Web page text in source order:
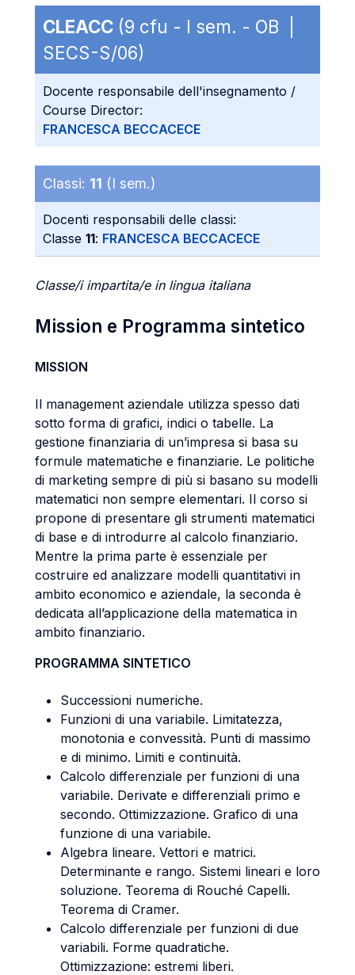
CLEACC (9 cfu - I sem. - OB |
SECS-S/06)
Docente responsabile dell'insegnamento /
Course Director:
FRANCESCA BECCACECE
Classi: 11 (I sem.)
Docenti responsabili delle classi:
Classe 11: FRANCESCA BECCACECE
Classe/i impartita/e in lingua italiana
Mission e Programma sintetico
MISSION
Il management aziendale utilizza spesso dati
sotto forma di grafici, indici o tabelle. La
gestione finanziaria di un’impresa si basa su
formule matematiche e finanziarie. Le politiche
di marketing sempre di più si basano su modelli
matematici non sempre elementari. Il corso si
propone di presentare gli strumenti matematici
di base e di introdurre al calcolo finanziario.
Mentre la prima parte è essenziale per
costruire ed analizzare modelli quantitativi in
ambito economico e aziendale, la seconda è
dedicata all’applicazione della matematica in
ambito finanziario.
PROGRAMMA SINTETICO
Successioni numeriche.
Funzioni di una variabile. Limitatezza,
monotonia e convessità. Punti di massimo
e di minimo. Limiti e continuità.
Calcolo differenziale per funzioni di una
variabile. Derivate e differenziali primo e
secondo. Ottimizzazione. Grafico di una
funzione di una variabile.
Algebra lineare. Vettori e matrici.
Determinante e rango. Sistemi lineari e loro
soluzione. Teorema di Rouché Capelli.
Teorema di Cramer.
Calcolo differenziale per funzioni di due
variabili. Forme quadratiche.
Ottimizzazione: estremi liberi.